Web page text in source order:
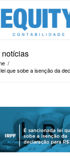
/
que sobe a isenção da